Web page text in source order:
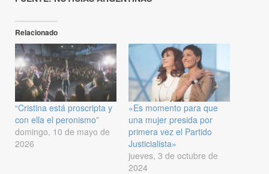
Relacionado
“Cristina está proscripta y
con ella el peronismo”
domingo, 10 de mayo de
2026
«Es momento para que
una mujer presida por
primera vez el Partido
Justicialista»
jueves, 3 de octubre de
2024